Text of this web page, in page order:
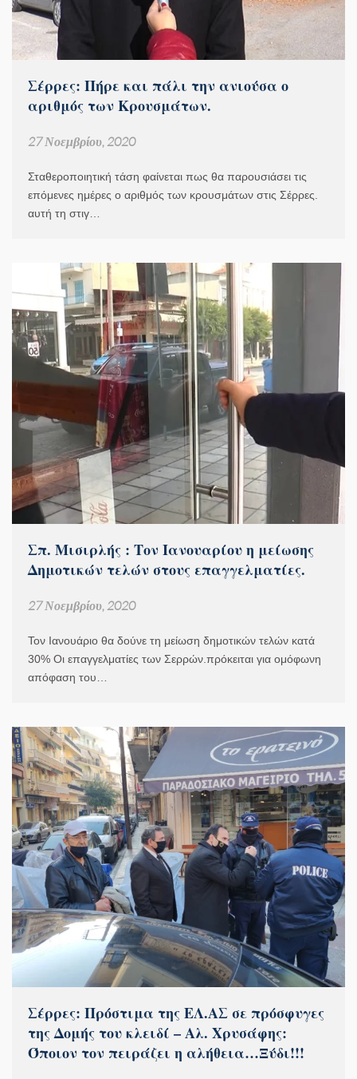
Σέρρες: Πήρε και πάλι την ανιούσα ο
αριθμός των Κρουσμάτων.
27 Νοεμβρίου, 2020
Σταθεροποιητική τάση φαίνεται πως θα παρουσιάσει τις
επόμενες ημέρες ο αριθμός των κρουσμάτων στις Σέρρες.
αυτή τη στιγ…
Σπ. Μισιρλής : Τον Ιανουαρίου η μείωσης
Δημοτικών τελών στους επαγγελματίες.
27 Νοεμβρίου, 2020
Τον Ιανουάριο θα δούνε τη μείωση δημοτικών τελών κατά
30% Οι επαγγελματίες των Σερρών.πρόκειται για ομόφωνη
απόφαση του…
Σέρρες: Πρόστιμα της ΕΛ.ΑΣ σε πρόσφυγες
της Δομής του κλειδί – Αλ. Χρυσάφης:
Όποιον τον πειράζει η αλήθεια…Ξύδι!!!